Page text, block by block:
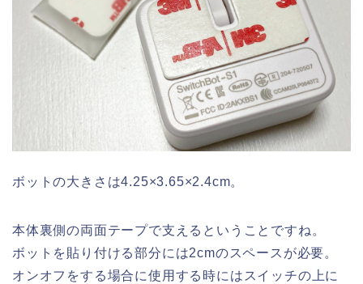
ボットの大きさは4.25×3.65×2.4cm。
本体裏側の両面テープで支えるということですね。
ボットを貼り付ける部分には2cmのスペースが必要。
オンオフをする場合に使用する時にはスイッチの上に